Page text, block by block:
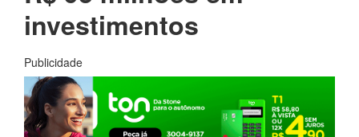
investimentos
Publicidade